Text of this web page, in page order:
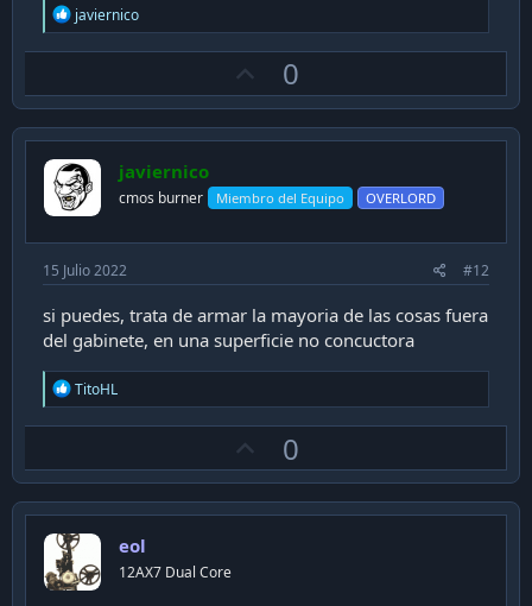
R
e
a
i
o
n
s
:
javiernico
p
v
t
e
0
javiernico
cmos burner Miembro del Equipo OVERLORD
15 Julio 2022 #12
si puedes, trata de armar la mayoria de las cosas fuera
del gabinete, en una superficie no concuctora
R
e
a
i
o
n
s
:
TitoHL
p
v
0
eol
12AX7 Dual Core